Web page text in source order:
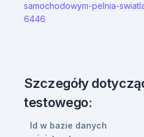
samochodowym-pelnia-
6446
Szczegóły
testowego:
Id w bazie danych